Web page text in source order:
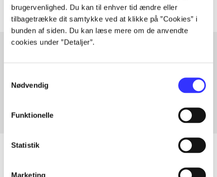
brugervenlighed. Du kan til enhver tid ændre eller
tilbagetrække dit samtykke ved at klikke på ”Cookies” i
bunden af siden. Du kan læse mere om de anvendte
cookies under ”Detaljer”.
Nødvendig
Funktionelle
Statistik
Marketing
Fra